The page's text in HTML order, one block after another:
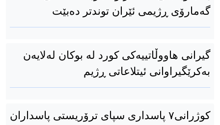
گەمارۆی ڕژیمی ئێران توندتر دەبێت
گیرانی هاووڵاتییەکی کورد لە بوکان لەلایەن
بەکرێگیراوانی ئیتلاعاتی ڕژیم
کوژرانی٧ پاسداری سپای ترۆریستی پاسداران